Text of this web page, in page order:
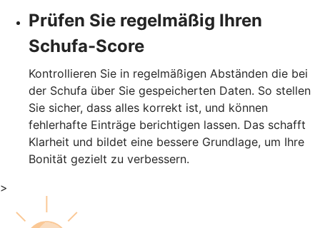
Prüfen Sie regelmäßig Ihren
Schufa-Score
Kontrollieren Sie in regelmäßigen Abständen die bei
der Schufa über Sie gespeicherten Daten. So stellen
Sie sicher, dass alles korrekt ist, und können
fehlerhafte Einträge berichtigen lassen. Das schafft
Klarheit und bildet eine bessere Grundlage, um Ihre
Bonität gezielt zu verbessern.
>